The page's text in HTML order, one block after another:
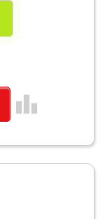
leaderboard